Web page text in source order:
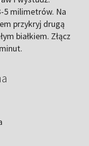
5 milimetrów. Na
przykryj drugą
białkiem. Złącz